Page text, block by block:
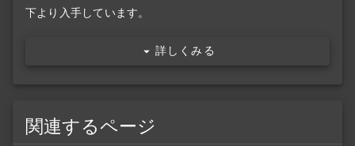
下より入手しています。
詳しくみる
関連するページ